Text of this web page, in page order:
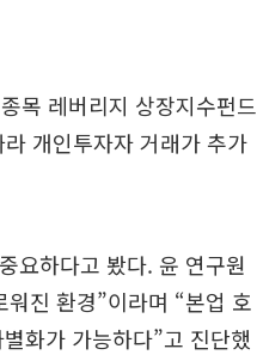
목 레버리지 상장지수펀드
개인투자자 거래가 추가
요하다고 봤다. 윤 연구원
진 환경”이라며 “본업 호
화가 가능하다”고 진단했